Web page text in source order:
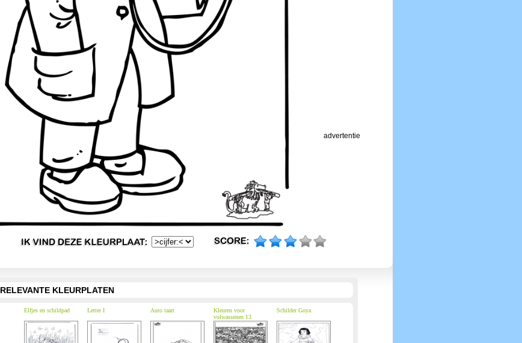
advertentie
RELEVANTE KLEURPLATEN
Elfjes en schildpad Letter I Auto taart
Kleuren voor
volwassenen 13
Schilder Goya